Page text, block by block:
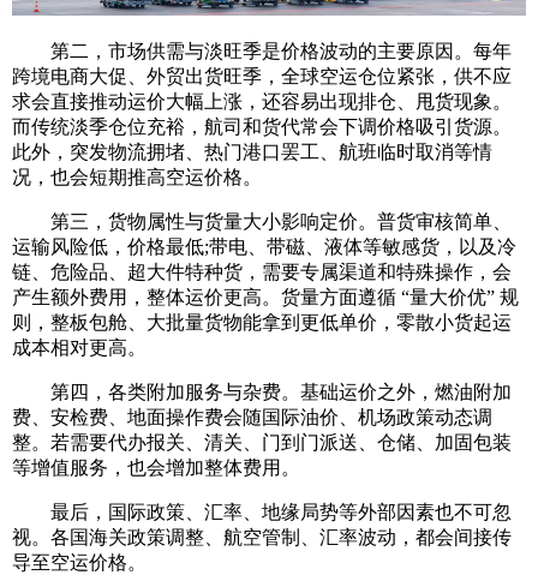
第二，市场供需与淡旺季是价格波动的主要原因。每年
跨境电商大促、外贸出货旺季，全球空运仓位紧张，供不应
求会直接推动运价大幅上涨，还容易出现排仓、甩货现象。
而传统淡季仓位充裕，航司和货代常会下调价格吸引货源。
此外，突发物流拥堵、热门港口罢工、航班临时取消等情
况，也会短期推高空运价格。
第三，货物属性与货量大小影响定价。普货审核简单、
运输风险低，价格最低;带电、带磁、液体等敏感货，以及冷
链、危险品、超大件特种货，需要专属渠道和特殊操作，会
产生额外费用，整体运价更高。货量方面遵循 “量大价优” 规
则，整板包舱、大批量货物能拿到更低单价，零散小货起运
成本相对更高。
第四，各类附加服务与杂费。基础运价之外，燃油附加
费、安检费、地面操作费会随国际油价、机场政策动态调
整。若需要代办报关、清关、门到门派送、仓储、加固包装
等增值服务，也会增加整体费用。
最后，国际政策、汇率、地缘局势等外部因素也不可忽
视。各国海关政策调整、航空管制、汇率波动，都会间接传
导至空运价格。